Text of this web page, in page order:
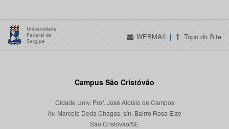
WEBMAIL | Topo do Site
Campus São Cristóvão
Cidade Univ. Prof. José Aloísio de Campos
Av. Marcelo Deda Chagas, s/n, Bairro Rosa Elze
São Cristóvão/SE